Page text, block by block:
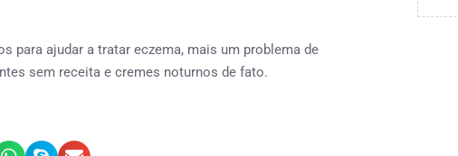
para ajudar a tratar eczema, mais um problema de
sem receita e cremes noturnos de fato.